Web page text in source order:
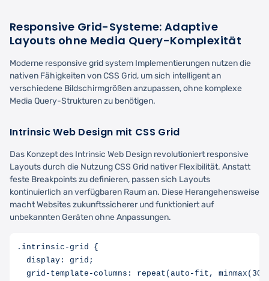
Responsive Grid-Systeme: Adaptive
Layouts ohne Media Query-Komplexität
Moderne responsive grid system Implementierungen nutzen die
nativen Fähigkeiten von CSS Grid, um sich intelligent an
verschiedene Bildschirmgrößen anzupassen, ohne komplexe
Media Query-Strukturen zu benötigen.
Intrinsic Web Design mit CSS Grid
Das Konzept des Intrinsic Web Design revolutioniert responsive
Layouts durch die Nutzung CSS Grid nativer Flexibilität. Anstatt
feste Breakpoints zu definieren, passen sich Layouts
kontinuierlich an verfügbaren Raum an. Diese Herangehensweise
macht Websites zukunftssicherer und funktioniert auf
unbekannten Geräten ohne Anpassungen.
.intrinsic-grid {
  display: grid;
grid-template-columns: repeat(auto-fit,